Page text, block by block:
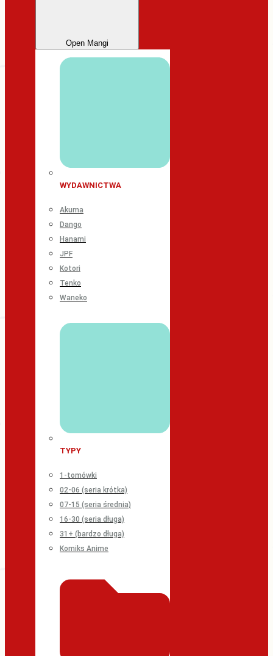
Open Mangi
WYDAWNICTWA
Akuma
Dango
Hanami
JPF
Kotori
Tenko
Waneko
TYPY
1-tomówki
02-06 (seria krótka)
07-15 (seria średnia)
16-30 (seria długa)
31+ (bardzo długa)
Komiks Anime